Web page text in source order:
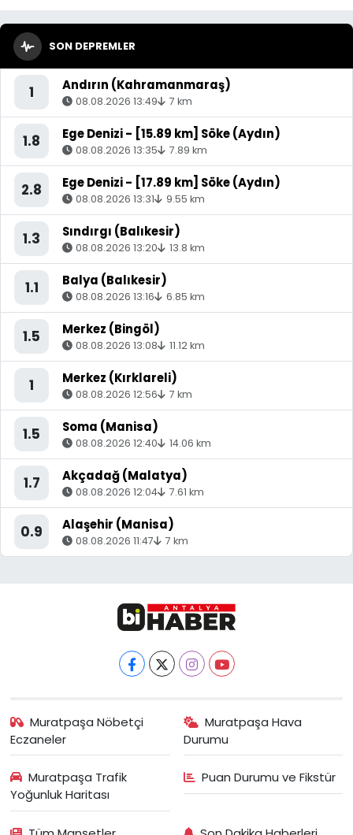
SON DEPREMLER
1 Andırın (Kahramanmaraş)
08.08.2026 13:49 7 km
1.8 Ege Denizi - [15.89 km] Söke (Aydın)
08.08.2026 13:35 7.89 km
2.8 Ege Denizi - [17.89 km] Söke (Aydın)
08.08.2026 13:31 9.55 km
1.3 Sındırgı (Balıkesir)
08.08.2026 13:20 13.8 km
1.1 Balya (Balıkesir)
08.08.2026 13:16 6.85 km
1.5 Merkez (Bingöl)
08.08.2026 13:08 11.12 km
1 Merkez (Kırklareli)
08.08.2026 12:56 7 km
1.5 Soma (Manisa)
08.08.2026 12:40 14.06 km
1.7 Akçadağ (Malatya)
08.08.2026 12:04 7.61 km
0.9 Alaşehir (Manisa)
08.08.2026 11:47 7 km
Muratpaşa Nöbetçi
Eczaneler
Muratpaşa Hava
Durumu
Muratpaşa Trafik
Yoğunluk Haritası
Puan Durumu ve Fikstür